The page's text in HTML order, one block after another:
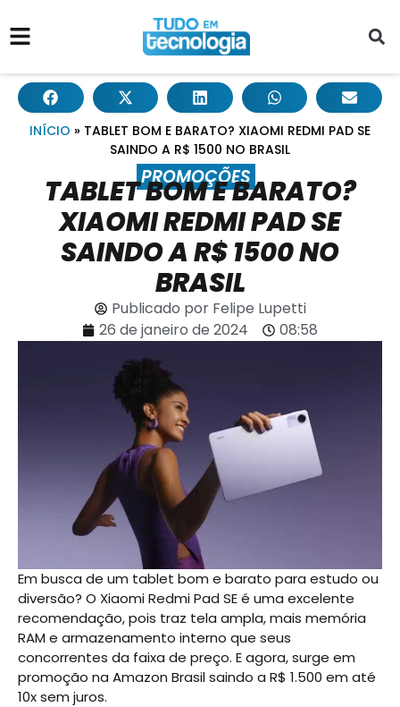
INÍCIO » TABLET BOM E BARATO? XIAOMI REDMI PAD SE
SAINDO A R$ 1500 NO BRASIL
PROMOÇÕES
TABLET BOM E BARATO?
XIAOMI REDMI PAD SE
SAINDO A R$ 1500 NO
BRASIL
Publicado porFelipe Lupetti
26 de janeiro de 2024
08:58
Em busca de um tablet bom e barato para estudo ou
diversão? O Xiaomi Redmi Pad SE é uma excelente
recomendação, pois traz tela ampla, mais memória
RAM e armazenamento interno que seus
concorrentes da faixa de preço. E agora, surge em
promoção na Amazon Brasil saindo a R$ 1.500 em até
10x sem juros.